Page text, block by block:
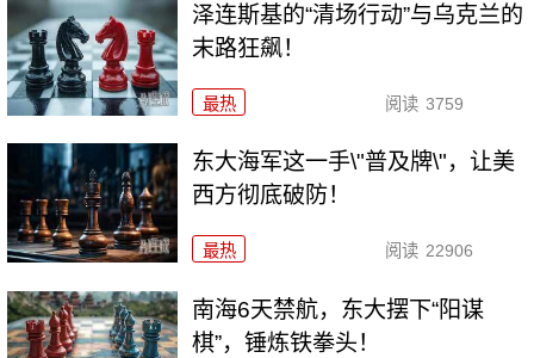
泽连斯基的“清场行动”与乌克兰的
末路狂飙！
最热 阅读 3759
东大海军这一手\"普及牌\"，让美
西方彻底破防！
最热 阅读 22906
南海6天禁航，东大摆下“阳谋
棋”，锤炼铁拳头！